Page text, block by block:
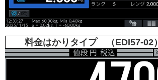
料金はかりタイプ （EDI57-02）